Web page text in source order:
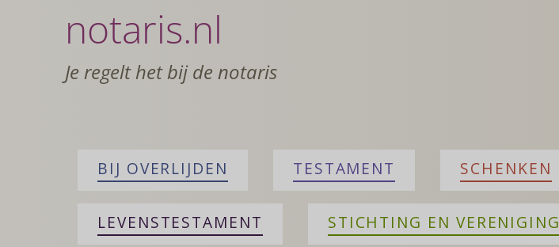
notaris.nl
Je regelt het bij de notaris
BIJ OVERLIJDEN TESTAMENT SCHENKEN
LEVENSTESTAMENT STICHTING EN VERENIGING